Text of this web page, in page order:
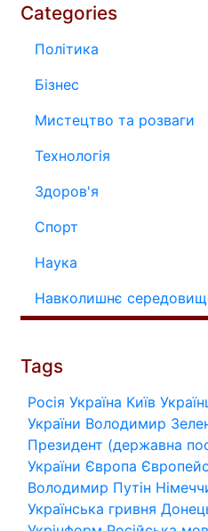
Categories
Політика
Бізнес
Мистецтво та розваги
Технологія
Здоров'я
Спорт
Наука
Навколишнє
Tags
Росія Україна Київ
України Володимир
Президент (державна
України Європа
Володимир Путін
Українська гривня